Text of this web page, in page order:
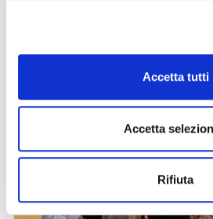
Accetta tutti
Accetta
Rifiuta